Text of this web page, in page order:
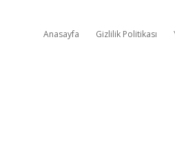
Anasayfa Gizlilik Politikası